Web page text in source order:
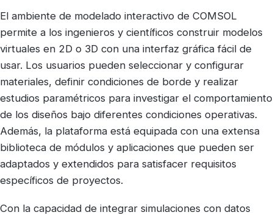
El ambiente de modelado interactivo de COMSOL
permite a los ingenieros y científicos construir modelos
virtuales en 2D o 3D con una interfaz gráfica fácil de
usar. Los usuarios pueden seleccionar y configurar
materiales, definir condiciones de borde y realizar
estudios paramétricos para investigar el comportamiento
de los diseños bajo diferentes condiciones operativas.
Además, la plataforma está equipada con una extensa
biblioteca de módulos y aplicaciones que pueden ser
adaptados y extendidos para satisfacer requisitos
específicos de proyectos.
Con la capacidad de integrar simulaciones con datos